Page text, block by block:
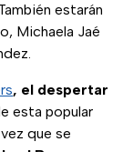
estarán
Michaela Jaé
, el despertar
esta popular
que se